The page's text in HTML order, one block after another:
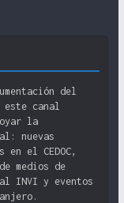
del
canal
la
nuevas
el CEDOC,
medios de
INVI y eventos